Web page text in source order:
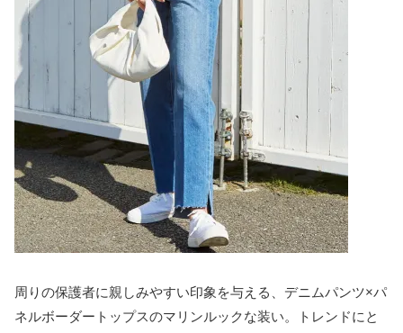
周りの保護者に親しみやすい印象を与える、デニムパンツ×パ
ネルボーダートップスのマリンルックな装い。トレンドにと